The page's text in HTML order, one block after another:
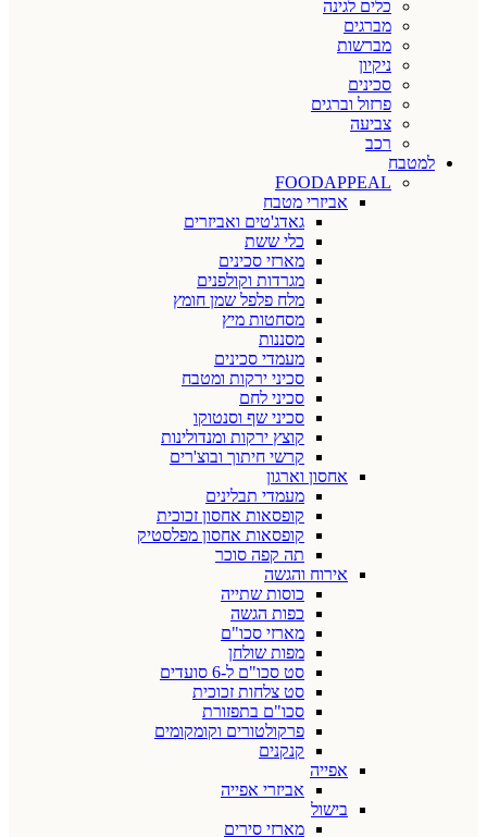
כלים לגינה
מברגים
מברשות
ניקיון
סכינים
פרזול וברגים
צביעה
רכב
למטבח
FOODAPPEAL
אביזרי מטבח
גאדג'טים ואביזרים
כלי ששת
מארזי סכינים
מגרדות וקולפנים
מלח פלפל שמן חומץ
מסחטות מיץ
מסננות
מעמדי סכינים
סכיני ירקות ומטבח
סכיני לחם
סכיני שף וסנטוקו
קוצץ ירקות ומנדולינות
קרשי חיתוך ובוצ'רים
אחסון וארגון
מעמדי תבלינים
קופסאות אחסון זכוכית
קופסאות אחסון מפלסטיק
תה קפה סוכר
אירוח והגשה
כוסות שתייה
כפות הגשה
מארזי סכו"ם
מפות שולחן
סט סכו"ם ל-6 סועדים
סט צלחות זכוכית
סכו"ם בתפזורת
פרקולטורים וקומקומים
קנקנים
אפייה
אביזרי אפייה
בישול
מארזי סירים